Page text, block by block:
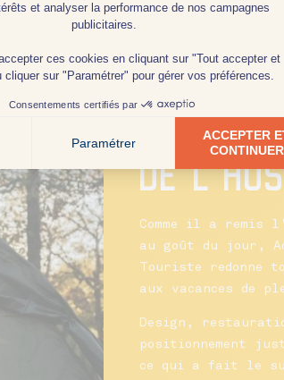
CAMPER
DE
Comme il a remis
au goût du jour,
Touriste
aux vacances de
Design,
positionnement
ce qui a fait le